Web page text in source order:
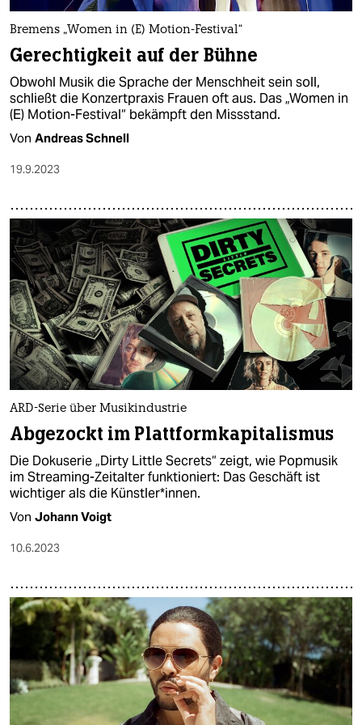
Bremens „Women in (E) Motion-Festival“
Gerechtigkeit auf der Bühne
Obwohl Musik die Sprache der Menschheit sein soll,
schließt die Konzertpraxis Frauen oft aus. Das „Women in
(E) Motion-Festival“ bekämpft den Missstand.
Von Andreas Schnell
19.9.2023
ARD-Serie über Musikindustrie
Abgezockt im Plattformkapitalismus
Die Dokuserie „Dirty Little Secrets“ zeigt, wie Popmusik
im Streaming-Zeitalter funktioniert: Das Geschäft ist
wichtiger als die Künst­le­r*in­nen.
Von Johann Voigt
10.6.2023